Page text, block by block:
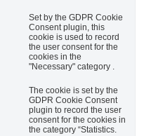
Set by the GDPR Cookie
Consent plugin, this
cookie is used to record
the user consent for the
cookies in the
"Necessary" category .
The cookie is set by the
GDPR Cookie Consent
plugin to record the user
consent for the cookies in
the category “Statistics.